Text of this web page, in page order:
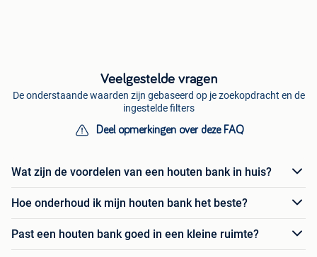
Veelgestelde vragen
De onderstaande waarden zijn gebaseerd op je zoekopdracht en de
ingestelde filters
Deel opmerkingen over deze FAQ
Wat zijn de voordelen van een houten bank in huis?
Hoe onderhoud ik mijn houten bank het beste?
Past een houten bank goed in een kleine ruimte?